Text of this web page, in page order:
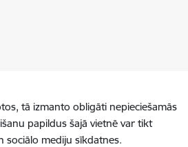
tā izmanto obligāti nepieciešamās
papildus šajā vietnē var tikt
sociālo mediju sīkdatnes.